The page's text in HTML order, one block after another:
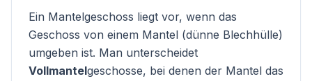
Ein Mantelgeschoss liegt vor, wenn das
Geschoss von einem Mantel (dünne Blechhülle)
umgeben ist. Man unterscheidet
Vollmantelgeschosse, bei denen der Mantel das